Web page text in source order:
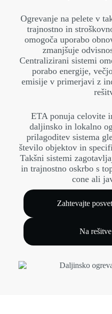
Ogrevanje na pelete v
trajnostno in
omogoča uporabo
zmanjšuje
Centralizirani sistemi
porabo energije,
emisije v primerjavi z
ETA ponuja celovite
daljinsko in lokalno
prilagoditev sistema
število objektov in
Takšni sistemi
in trajnostno oskrbo s
cone ali
Zahtevajte
Na